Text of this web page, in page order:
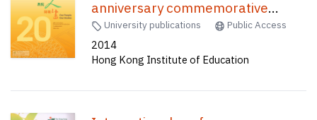
Our people, our stories : 20th
anniversary commemorative
Hong Kong Institute of Education